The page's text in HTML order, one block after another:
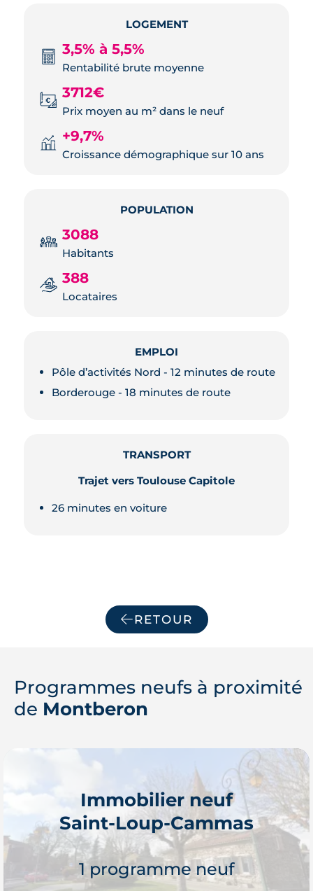
LOGEMENT
3,5% à 5,5%
Rentabilité brute moyenne
3712€
Prix moyen au m² dans le neuf
+9,7%
Croissance démographique sur 10 ans
POPULATION
3088
Habitants
388
Locataires
EMPLOI
Pôle d’activités Nord - 12 minutes de route
Borderouge - 18 minutes de route
TRANSPORT
Trajet vers Toulouse Capitole
26 minutes en voiture
RETOUR
Programmes neufs à proximité
de Montberon
Immobilier neuf
Saint-Loup-Cammas
1 programme neuf